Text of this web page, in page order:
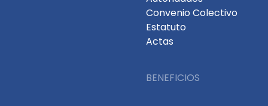
Convenio Colectivo
Estatuto
Actas
BENEFICIOS